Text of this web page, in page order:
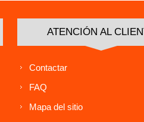
ATENCIÓN AL
Contactar
FAQ
Mapa del sitio